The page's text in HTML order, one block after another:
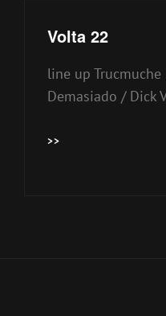
Volta 22
line up Trucmuche
Demasiado / Dick
>>VOLTA